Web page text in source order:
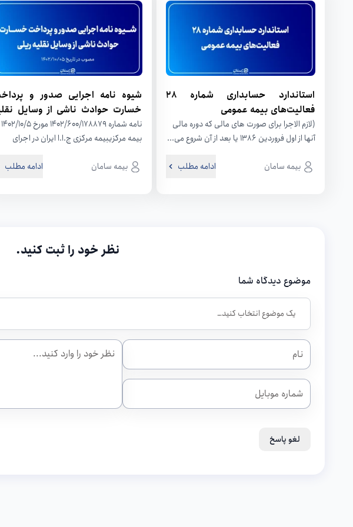
استاندارد حسابداری شماره ۲۸
فعالیت‌های بیمه عمومی
(لازم الاجرا برای صورت های مالی که دوره مالی
آنها از اول فروردین ۱۳۸۶ یا بعد از آن شروع می...
بیمه سامان ادامه مطلب
شیوه نامه اجرایی صدور و
خسارت حوادث ناشی از وسایل
ریلی
نامه شماره ۱۴۰۲/۶۰۰/۱۷۸۸۷۹ مورخ ۱۴۰۲/۱۰/۵
بیمه مرکزیبیمه مرکزی ج.ا.ا ایران در اجرای
۱۴۰۱/۸/۷ هیات محترم وزیران،...بیمه سامان ادامه مطلب
نظر خود را ثبت کنید.
موضوع دیدگاه شما
لغو پاسخ